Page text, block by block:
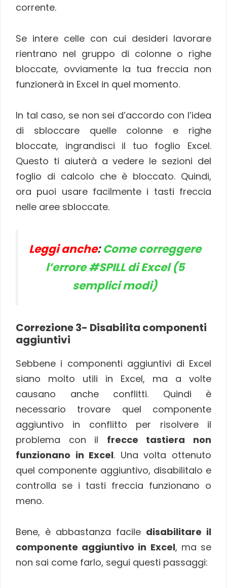
corrente.
Se intere celle con cui desideri lavorare
rientrano nel gruppo di colonne o righe
bloccate, ovviamente la tua freccia non
funzionerà in Excel in quel momento.
In tal caso, se non sei d’accordo con l’idea
di sbloccare quelle colonne e righe
bloccate, ingrandisci il tuo foglio Excel.
Questo ti aiuterà a vedere le sezioni del
foglio di calcolo che è bloccato. Quindi,
ora puoi usare facilmente i tasti freccia
nelle aree sbloccate.
Leggi anche:Come correggere
l’errore #SPILL di Excel (5
semplici modi)
Correzione 3- Disabilita componenti
aggiuntivi
Sebbene i componenti aggiuntivi di Excel
siano molto utili in Excel, ma a volte
causano anche conflitti. Quindi è
necessario trovare quel componente
aggiuntivo in conflitto per risolvere il
problema con il frecce tastiera non
funzionano in Excel. Una volta ottenuto
quel componente aggiuntivo, disabilitalo e
controlla se i tasti freccia funzionano o
meno.
Bene, è abbastanza facile disabilitare il
componente aggiuntivo in Excel, ma se
non sai come farlo, segui questi passaggi: